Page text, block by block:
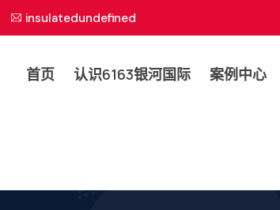
insulatedundefined
首页 认识6163银河国际 案例中心